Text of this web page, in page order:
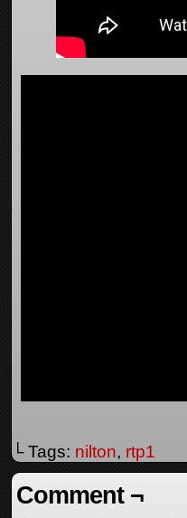
└ Tags: nilton, rtp1
Comment ¬